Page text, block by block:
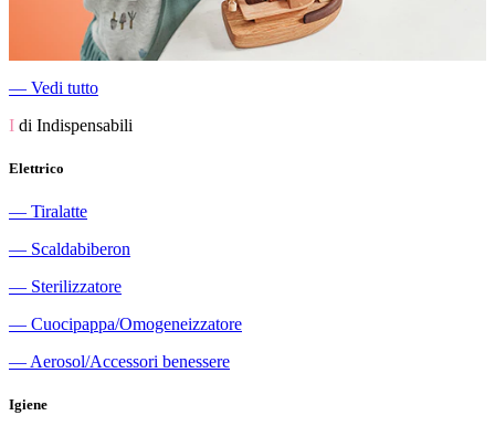
― Vedi tutto
I di Indispensabili
Elettrico
― Tiralatte
― Scaldabiberon
― Sterilizzatore
― Cuocipappa/Omogeneizzatore
― Aerosol/Accessori benessere
Igiene